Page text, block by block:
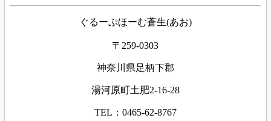
ぐるーぷほーむ蒼生(あお)
〒259-0303
神奈川県足柄下郡
湯河原町土肥2-16-28
TEL：0465-62-8767